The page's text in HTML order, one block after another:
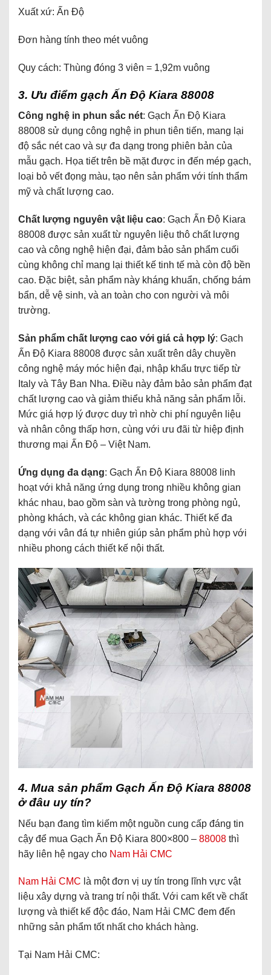
Xuất xứ: Ấn Độ
Đơn hàng tính theo mét vuông
Quy cách: Thùng đóng 3 viên = 1,92m vuông
3. Ưu điểm gạch Ấn Độ Kiara 88008
Công nghệ in phun sắc nét: Gạch Ấn Độ Kiara
88008 sử dụng công nghệ in phun tiên tiến, mang lại
độ sắc nét cao và sự đa dạng trong phiên bản của
mẫu gạch. Họa tiết trên bề mặt được in đến mép gạch,
loại bỏ vết đọng màu, tạo nên sản phẩm với tính thẩm
mỹ và chất lượng cao.
Chất lượng nguyên vật liệu cao: Gạch Ấn Độ Kiara
88008 được sản xuất từ nguyên liệu thô chất lượng
cao và công nghệ hiện đại, đảm bảo sản phẩm cuối
cùng không chỉ mang lại thiết kế tinh tế mà còn độ bền
cao. Đặc biệt, sản phẩm này kháng khuẩn, chống bám
bẩn, dễ vệ sinh, và an toàn cho con người và môi
trường.
Sản phẩm chất lượng cao với giá cả hợp lý: Gạch
Ấn Độ Kiara 88008 được sản xuất trên dây chuyền
công nghệ máy móc hiện đại, nhập khẩu trực tiếp từ
Italy và Tây Ban Nha. Điều này đảm bảo sản phẩm đạt
chất lượng cao và giảm thiểu khả năng sản phẩm lỗi.
Mức giá hợp lý được duy trì nhờ chi phí nguyên liệu
và nhân công thấp hơn, cùng với ưu đãi từ hiệp định
thương mại Ấn Độ – Việt Nam.
Ứng dụng đa dạng: Gạch Ấn Độ Kiara 88008 linh
hoạt với khả năng ứng dụng trong nhiều không gian
khác nhau, bao gồm sàn và tường trong phòng ngủ,
phòng khách, và các không gian khác. Thiết kế đa
dạng với vân đá tự nhiên giúp sản phẩm phù hợp với
nhiều phong cách thiết kế nội thất.
4. Mua sản phẩm Gạch Ấn Độ Kiara 88008
ở đâu uy tín?
Nếu bạn đang tìm kiếm một nguồn cung cấp đáng tin
cậy để mua Gạch Ấn Độ Kiara 800×800 – 88008 thì
hãy liên hệ ngay cho Nam Hải CMC
Nam Hải CMC là một đơn vị uy tín trong lĩnh vực vật
liệu xây dựng và trang trí nội thất. Với cam kết về chất
lượng và thiết kế độc đáo, Nam Hải CMC đem đến
những sản phẩm tốt nhất cho khách hàng.
Tại Nam Hải CMC: